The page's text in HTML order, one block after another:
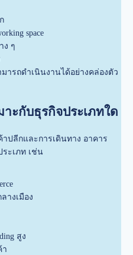
space
ง ๆ
รถดำเนินงานได้อย่างคล่องตัว
ะกับธุรกิจประเภทใด
ปลีกและการเดินทาง อาคาร
ะเภท เช่น
างเมือง
สูง
า